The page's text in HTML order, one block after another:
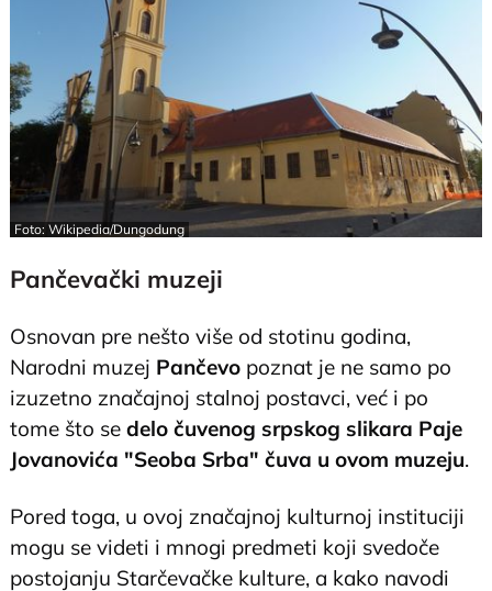
Foto: Wikipedia/Dungodung
Pančevački muzeji
Osnovan pre nešto više od stotinu godina,
Narodni muzej Pančevo poznat je ne samo po
izuzetno značajnoj stalnoj postavci, već i po
tome što sedelo čuvenog srpskog slikara Paje
Jovanovića "Seoba Srba" čuva u ovom muzeju.
Pored toga, u ovoj značajnoj kulturnoj instituciji
mogu se videti i mnogi predmeti koji svedoče
postojanju Starčevačke kulture, a kako navodi